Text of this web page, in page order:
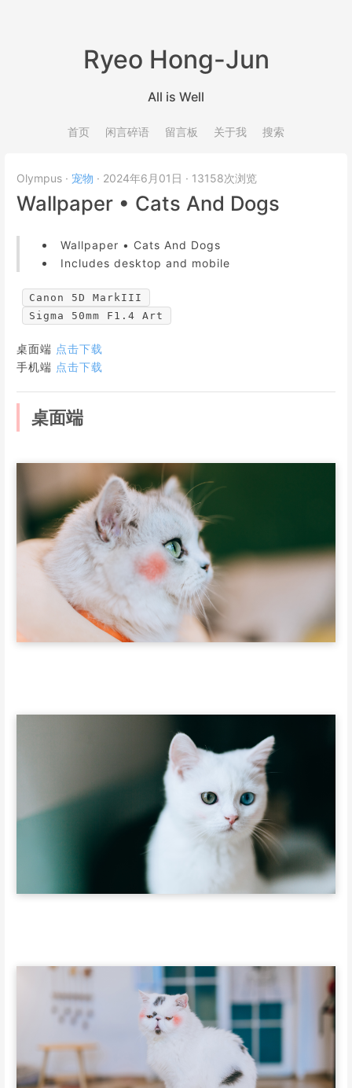
Ryeo Hong-Jun
All is Well
首页 闲言碎语 留言板 关于我 搜索
Olympus · 宠物 · 2024年6月01日 · 13158次浏览
Wallpaper • Cats And Dogs
Wallpaper • Cats And Dogs
Includes desktop and mobile
Canon 5D MarkIII
Sigma 50mm F1.4 Art
桌面端 点击下载
手机端 点击下载
桌面端